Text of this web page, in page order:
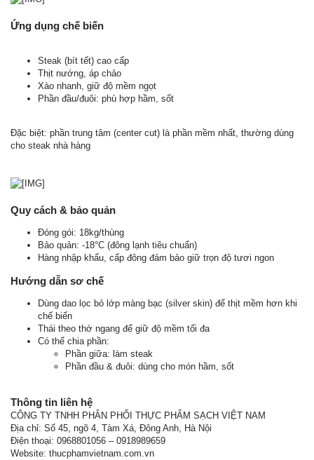
Ứng dụng chế biến
Steak (bít tết) cao cấp
Thịt nướng, áp chảo
Xào nhanh, giữ độ mềm ngọt
Phần đầu/đuôi: phù hợp hầm, sốt
Đặc biệt: phần trung tâm (center cut) là phần mềm nhất, thường dùng
cho steak nhà hàng
Quy cách & bảo quản
Đóng gói: 18kg/thùng
Bảo quản: -18°C (đông lạnh tiêu chuẩn)
Hàng nhập khẩu, cấp đông đảm bảo giữ trọn độ tươi ngon
Hướng dẫn sơ chế
Dùng dao lọc bỏ lớp màng bạc (silver skin) để thịt mềm hơn khi
chế biến
Thái theo thớ ngang để giữ độ mềm tối đa
Có thể chia phần:
Phần giữa: làm steak
Phần đầu & đuôi: dùng cho món hầm, sốt
Thông tin liên hệ
CÔNG TY TNHH PHÂN PHỐI THỰC PHẨM SẠCH VIỆT NAM
Địa chỉ: Số 45, ngõ 4, Tàm Xá, Đông Anh, Hà Nội
Điện thoại: 0968801056 – 0918989659
Website: thucphamvietnam.com.vn